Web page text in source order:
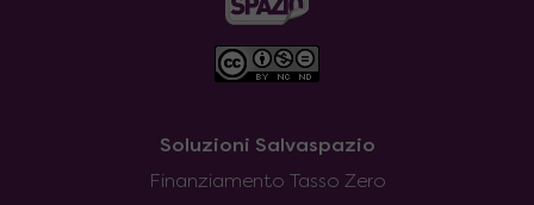
Soluzioni Salvaspazio
Finanziamento Tasso Zero